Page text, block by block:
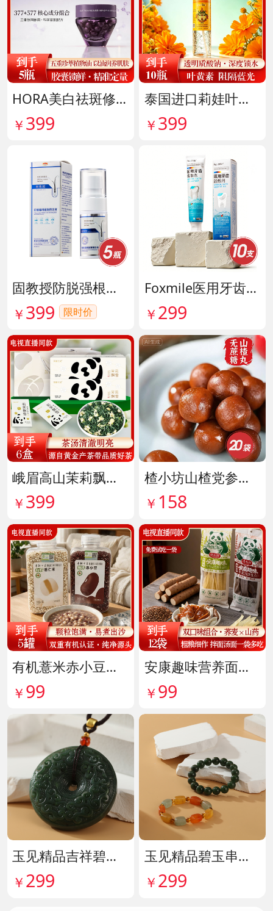
HORA美白祛斑修护精华油 货号141999
￥ 399
泰国进口莉娃叶黄素精华护眼液 货号142036
￥ 399
固教授防脱强根健发精华液 货号141187
￥ 399 限时价
Foxmile医用牙齿脱敏剂 货号141702
￥ 299
峨眉高山茉莉飘雪铂金熊猫礼盒限量版 货号141997
￥ 399
楂小坊山楂党参黄芪丸 货号142033
￥ 158
有机薏米赤小豆爆杀组 货号142099
￥ 99
安康趣味营养面皮超值组 货号142087
￥ 99
玉见精品吉祥碧玉吊牌 货号142114
￥ 299
玉见精品碧玉串珠手串 货号142115
￥ 299